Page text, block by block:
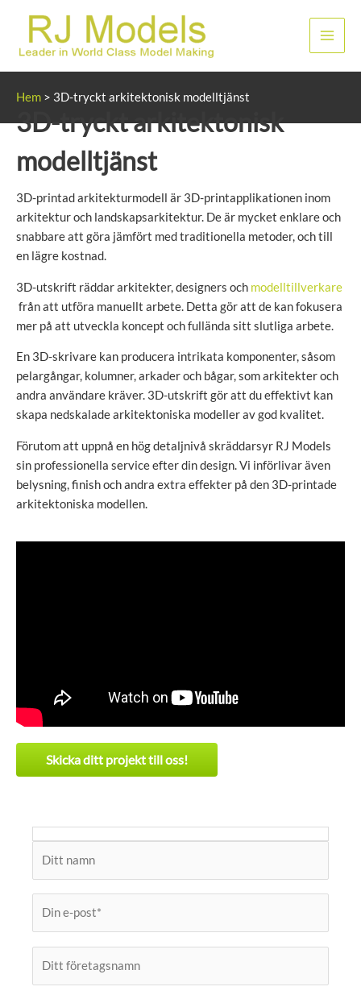
innehållet
Hem > 3D-tryckt arkitektonisk modelltjänst
3D-tryckt arkitektonisk
modelltjänst
3D-printad arkitekturmodell är 3D-printapplikationen inom
arkitektur och landskapsarkitektur. De är mycket enklare och
snabbare att göra jämfört med traditionella metoder, och till
en lägre kostnad.
3D-utskrift räddar arkitekter, designers och modelltillverkare
från att utföra manuellt arbete. Detta gör att de kan fokusera
mer på att utveckla koncept och fullända sitt slutliga arbete.
En 3D-skrivare kan producera intrikata komponenter, såsom
pelargångar, kolumner, arkader och bågar, som arkitekter och
andra användare kräver. 3D-utskrift gör att du effektivt kan
skapa nedskalade arkitektoniska modeller av god kvalitet.
Förutom att uppnå en hög detaljnivå skräddarsyr RJ Models
sin professionella service efter din design. Vi införlivar även
belysning, finish och andra extra effekter på den 3D-printade
arkitektoniska modellen.
Skicka ditt projekt till oss!